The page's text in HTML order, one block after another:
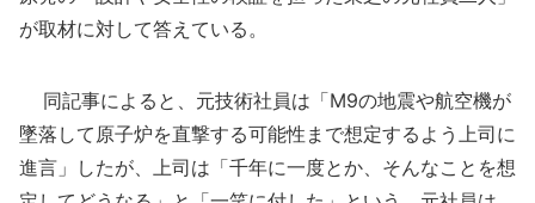
が取材に対して答えている。
同記事によると、元技術社員は「M9の地震や航空機が
墜落して原子炉を直撃する可能性まで想定するよう上司に
進言」したが、上司は「千年に一度とか、そんなことを想